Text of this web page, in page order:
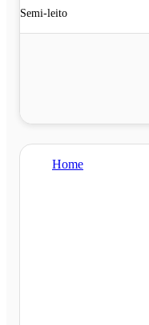
Semi-leito
Home